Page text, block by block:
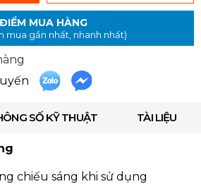
ĐIỂM MUA HÀNG
mua gần nhất, nhanh nhất)
SỐ KỸ THUẬT TÀI LIỆU
chiếu sáng khi sử dụng